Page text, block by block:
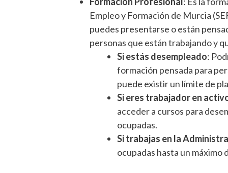
Empleo y Formación de Murcia
puedes presentarse o están
personas que están trabajando y
Si estás desempleado:
formación pensada para
puede existir un límite de
Si eres trabajador en
acceder a cursos para
ocupadas.
Si trabajas en la
ocupadas hasta un máximo